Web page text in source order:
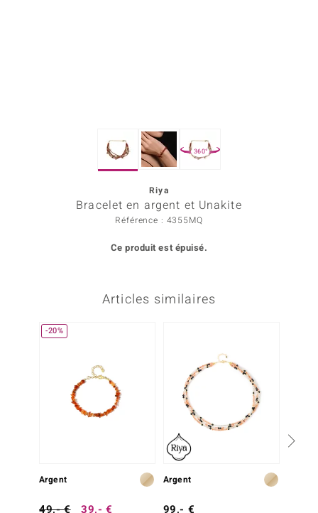
360°
Riya
Bracelet en argent et Unakite
Référence : 4355MQ
Ce produit est épuisé.
Articles similaires
-20%
Argent
49,- € 39,- €
Argent
99,- €